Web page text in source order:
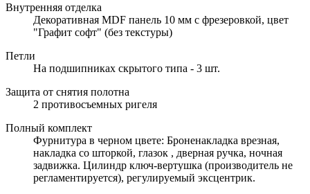
Внутренняя отделка
Декоративная MDF панель 10 мм с фрезеровкой, цвет
"Графит софт" (без текстуры)
Петли
На подшипниках скрытого типа - 3 шт.
Защита от снятия полотна
2 противосъемных ригеля
Полный комплект
Фурнитура в черном цвете: Броненакладка врезная,
накладка со шторкой, глазок , дверная ручка, ночная
задвижка. Цилиндр ключ-вертушка (производитель не
регламентируется), регулируемый эксцентрик.